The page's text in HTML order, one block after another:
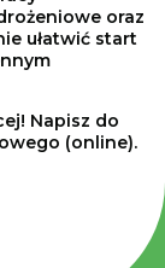
oraz
ułatwić start
Napisz do
(online).